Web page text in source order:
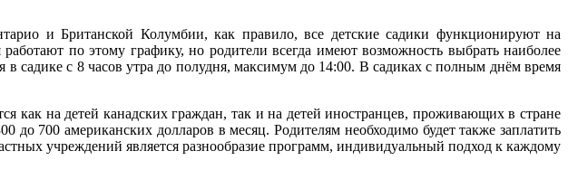
и Британской Колумбии, как правило, все детские садики функционируют на
по этому графику, но родители всегда имеют возможность выбрать наиболее
садике с 8 часов утра до полудня, максимум до 14:00. В садиках с полным днём время
как на детей канадских граждан, так и на детей иностранцев, проживающих в стране
до 700 американских долларов в месяц. Родителям необходимо будет также заплатить
учреждений является разнообразие программ, индивидуальный подход к каждому